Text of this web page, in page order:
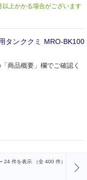
上かかる場合がございます
タンククミ MRO-BK100
商品概要」欄でご確認く
24 件を表示 （全 400 件）